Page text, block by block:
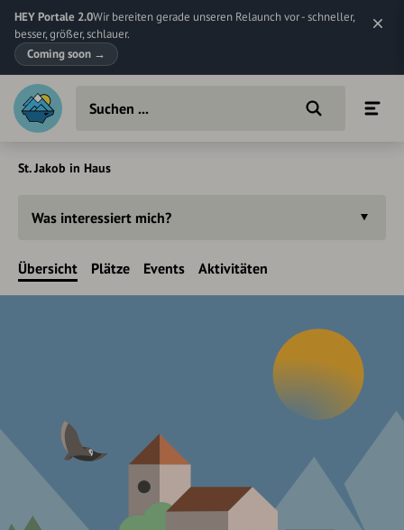
HEY Portale 2.0Wir bereiten gerade unseren Relaunch vor - schneller,
besser, größer, schlauer.
Coming soon →
St. Jakob in Haus
Was interessiert mich?
Übersicht Plätze Events Aktivitäten